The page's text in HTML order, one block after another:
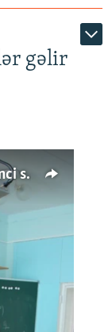
gəlir
50 min müəllim işini itirə bilər. Birinci sinfə gedənlər azalır